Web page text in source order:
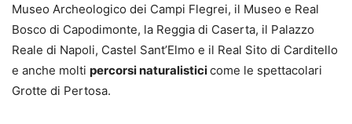
Museo Archeologico dei Campi Flegrei, il Museo e Real
Bosco di Capodimonte, la Reggia di Caserta, il Palazzo
Reale di Napoli, Castel Sant’Elmo e il Real Sito di Carditello
e anche molti percorsi naturalisticicome le spettacolari
Grotte di Pertosa.